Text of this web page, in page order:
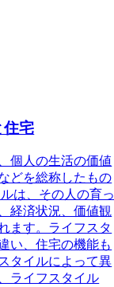
住宅
個人の生活の価値
どを総称したもの
は、その人の育っ
経済状況、価値観
ます。ライフスタ
い、住宅の機能も
タイルによって異
ライフスタイル